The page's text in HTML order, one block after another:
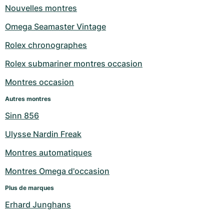
Nouvelles montres
Omega Seamaster Vintage
Rolex chronographes
Rolex submariner montres occasion
Montres occasion
Autres montres
Sinn 856
Ulysse Nardin Freak
Montres automatiques
Montres Omega d'occasion
Plus de marques
Erhard Junghans